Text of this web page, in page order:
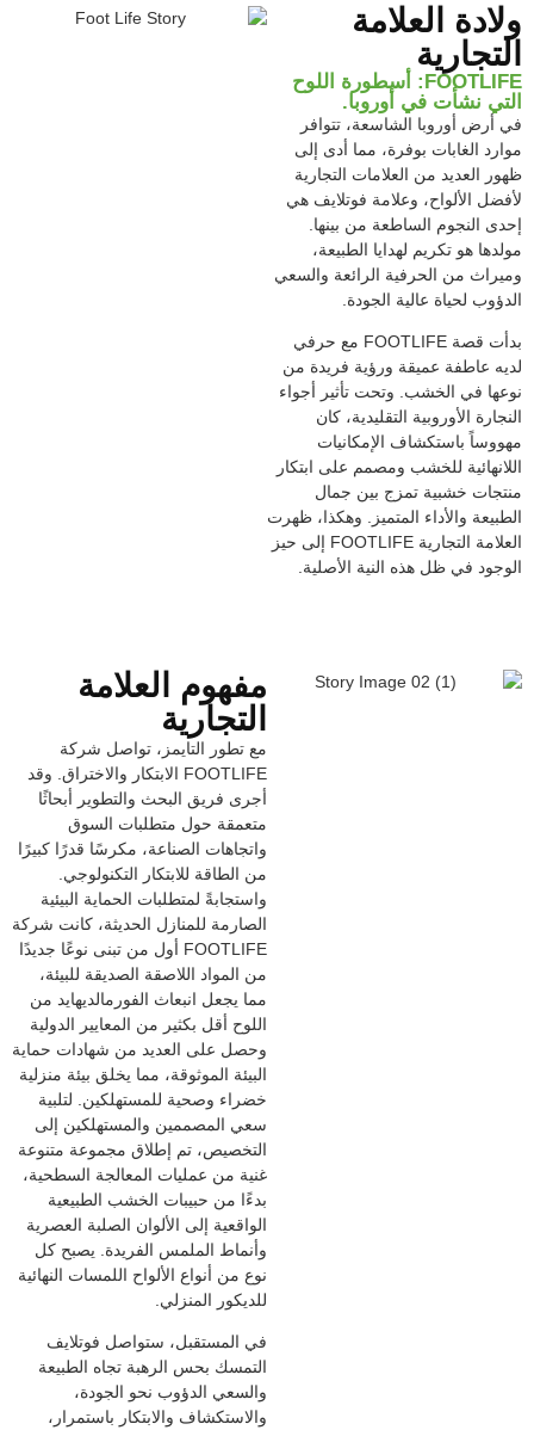
العلامة
FOOTLIFE: أسطورة اللوح
نشأت في أوروبا.
أرض أوروبا الشاسعة، تتوافر
الغابات بوفرة، مما أدى إلى
العديد من العلامات التجارية
الألواح، وعلامة فوتلايف هي
النجوم الساطعة من بينها.
هو تكريم لهدايا الطبيعة،
من الحرفية الرائعة والسعي
لحياة عالية الجودة.
بدأت قصة FOOTLIFE مع حرفي
عاطفة عميقة ورؤية فريدة من
في الخشب. وتحت تأثير أجواء
الأوروبية التقليدية، كان
باستكشاف الإمكانيات
للخشب ومصمم على ابتكار
خشبية تمزج بين جمال
والأداء المتميز. وهكذا، ظهرت
العلامة التجارية FOOTLIFE إلى حيز
في ظل هذه النية الأصلية.
مفهوم العلامة
التجارية
مع تطور التايمز، تواصل شركة
FOOTLIFE الابتكار والاختراق. وقد
أجرى فريق البحث والتطوير أبحاثًا
متعمقة حول متطلبات السوق
واتجاهات الصناعة، مكرسًا قدرًا كبيرًا
من الطاقة للابتكار التكنولوجي.
واستجابةً لمتطلبات الحماية البيئية
الصارمة للمنازل الحديثة، كانت شركة
FOOTLIFE أول من تبنى نوعًا جديدًا
من المواد اللاصقة الصديقة للبيئة،
مما يجعل انبعاث الفورمالديهايد من
اللوح أقل بكثير من المعايير الدولية
وحصل على العديد من شهادات حماية
البيئة الموثوقة، مما يخلق بيئة منزلية
خضراء وصحية للمستهلكين. لتلبية
سعي المصممين والمستهلكين إلى
التخصيص، تم إطلاق مجموعة متنوعة
غنية من عمليات المعالجة السطحية،
بدءًا من حبيبات الخشب الطبيعية
الواقعية إلى الألوان الصلبة العصرية
وأنماط الملمس الفريدة. يصبح كل
نوع من أنواع الألواح اللمسات النهائية
للديكور المنزلي.
في المستقبل، ستواصل فوتلايف
التمسك بحس الرهبة تجاه الطبيعة
والسعي الدؤوب نحو الجودة،
والاستكشاف والابتكار باستمرار،